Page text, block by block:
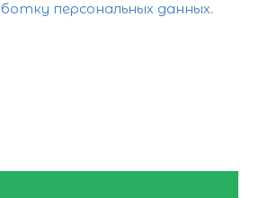
персональных данных.